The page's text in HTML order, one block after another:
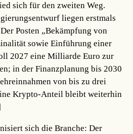
sich für den zweiten Weg.
liegen erstmals
Posten „Bekämpfung von
sowie Einführung einer
2027 eine Milliarde Euro zur
in der Finanzplanung bis 2030
von bis zu drei
Krypto-Anteil bleibt weiterhin
sich die Branche: Der